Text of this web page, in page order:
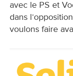
avec le PS et
dans
voulons faire